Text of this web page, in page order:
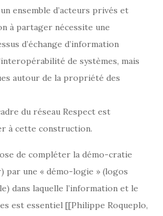
ensemble d’acteurs privés et
à partager nécessite une
d’échange d’information
de systèmes, mais
autour de la propriété des
du réseau Respect est
à cette construction.
de compléter la démo-cratie
par une « démo-logie » (logos
dans laquelle l’information et le
est essentiel [[Philippe Roqueplo,